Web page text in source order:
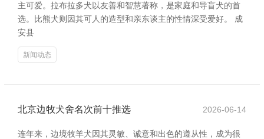
主可爱。拉布拉多犬以友善和智慧著称，是家庭和导盲犬的首
选。比熊犬则因其可人的造型和亲东谈主的性情深受爱好。 成
安县
新闻动态
北京边牧犬舍名次前十推选 2026-06-14
连年来，边境牧羊犬因其灵敏、诚意和出色的遵从性，成为很